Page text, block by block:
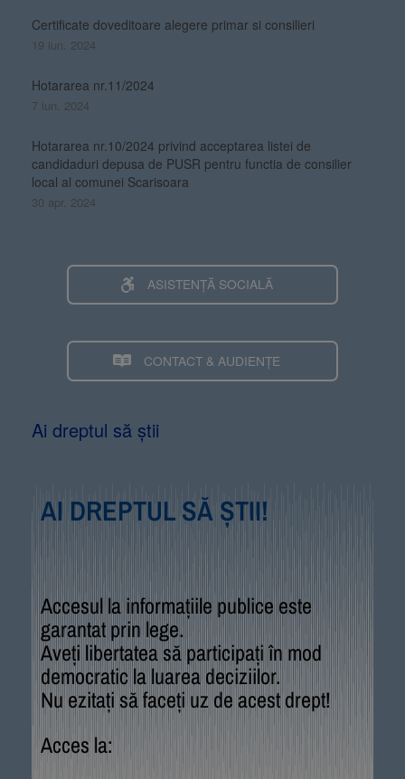
Certificate doveditoare alegere primar si consilieri
19 iun. 2024
Hotararea nr.11/2024
7 iun. 2024
Hotararea nr.10/2024 privind acceptarea listei de
candidaduri depusa de PUSR pentru functia de consilier
local al comunei Scarisoara
30 apr. 2024
ASISTENȚĂ SOCIALĂ
CONTACT & AUDIENȚE
Ai dreptul să știi
AI DREPTUL SĂ ȘTII!
Accesul la informațiile publice este
garantat prin lege.
Aveți libertatea să participați în mod
democratic la luarea deciziilor.
Nu ezitați să faceți uz de acest drept!
Acces la: